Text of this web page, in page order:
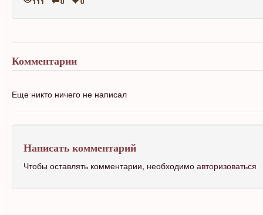
Комментарии
Еще никто ничего не написал
Написать комментарий
Чтобы оставлять комментарии, необходимо авторизоваться